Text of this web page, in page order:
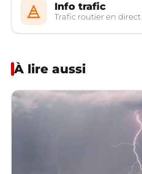
Info trafic
Trafic routier en
À lire aussi